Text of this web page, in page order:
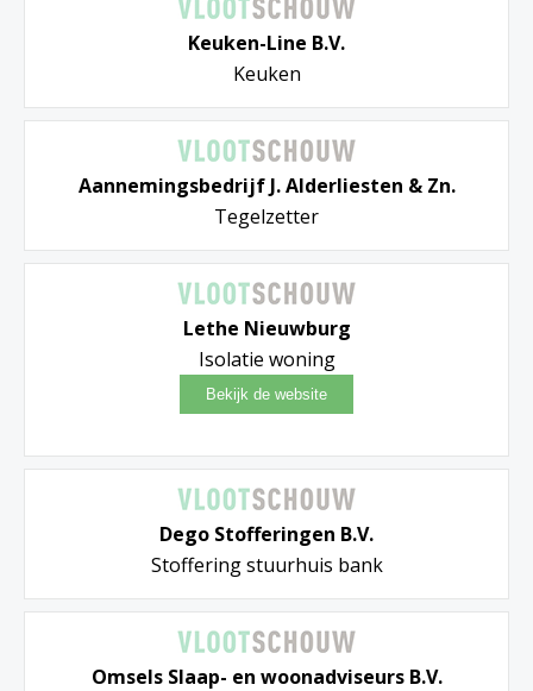
Keuken-Line B.V.
Keuken
Aannemingsbedrijf J. Alderliesten & Zn.
Tegelzetter
Lethe Nieuwburg
Isolatie woning
Dego Stofferingen B.V.
Stoffering stuurhuis bank
Omsels Slaap- en woonadviseurs B.V.